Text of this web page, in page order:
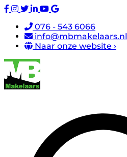
076 - 543 6066
info@mbmakelaars.nl
Naar onze website ›